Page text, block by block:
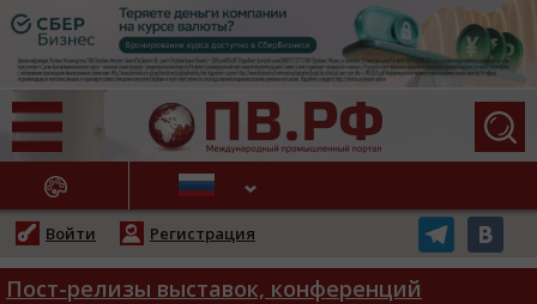
НОВОСТИ
Войти Регистрация
Пост-релизы выставок, конференций